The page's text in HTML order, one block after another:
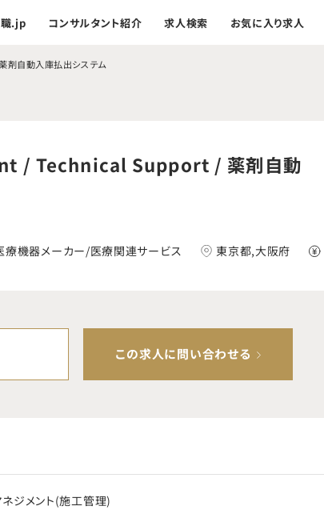
.jp コンサルタント紹介 求人検索 お気に入り求人
自動入庫払出システム
/ Technical Support / 薬剤自動
療機器メーカー/医療関連サービス 東京都,大阪府
この求人に問い合わせる
ジメント(施工管理)